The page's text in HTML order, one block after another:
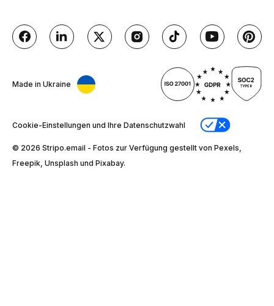
Made in Ukraine
Cookie-Einstellungen und Ihre Datenschutzwahl
© 2026 Stripо.email - Fotos zur Verfügung gestellt von Pexels,
Freepik, Unsplash und Pixabay.